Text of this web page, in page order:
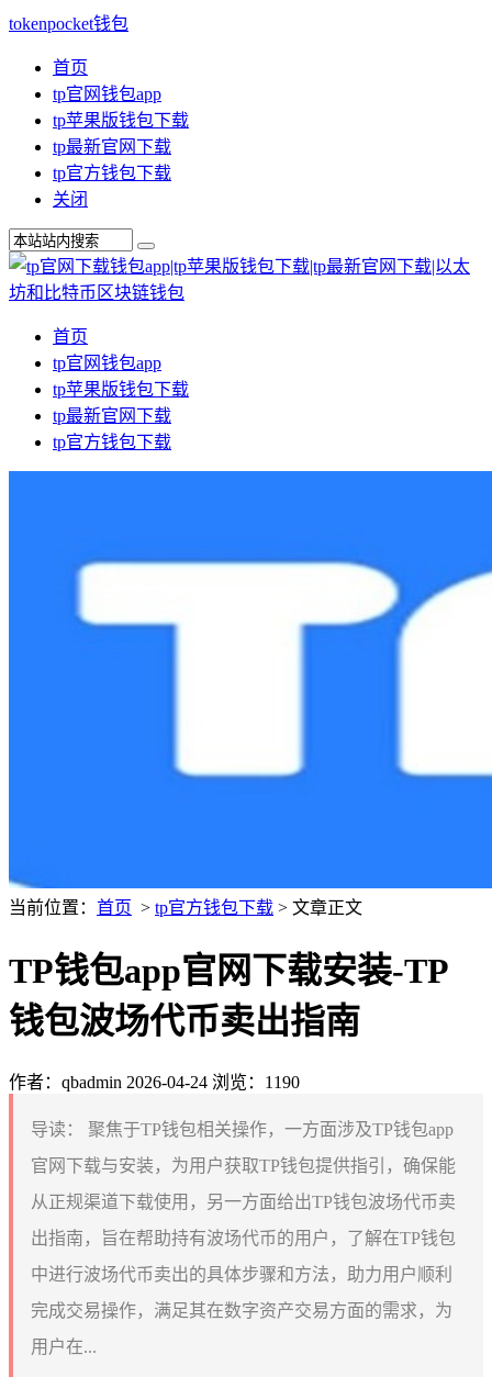
tokenpocket钱包
首页
tp官网钱包app
tp苹果版钱包下载
tp最新官网下载
tp官方钱包下载
关闭
首页
tp官网钱包app
tp苹果版钱包下载
tp最新官网下载
tp官方钱包下载
当前位置： 首页 > tp官方钱包下载 > 文章正文
TP钱包app官网下载安装-TP
钱包波场代币卖出指南
作者：qbadmin 2026-04-24 浏览：1190
导读：
聚焦于TP钱包相关操作，一方面涉及TP钱包app
官网下载与安装，为用户获取TP钱包提供指引，确保能
从正规渠道下载使用，另一方面给出TP钱包波场代币卖
出指南，旨在帮助持有波场代币的用户，了解在TP钱包
中进行波场代币卖出的具体步骤和方法，助力用户顺利
完成交易操作，满足其在数字资产交易方面的需求，为
用户在...